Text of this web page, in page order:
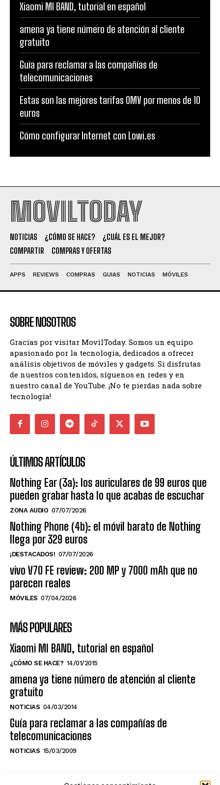
Xiaomi MI BAND, tutorial en español
amena ya tiene número de atención al cliente
gratuito
Guía para reclamar a las compañías de
telecomunicaciones
Estas son las mejores tarifas OMV por menos de 10
euros
Cómo configurar Internet con Lowi.es
MOVILTODAY
NOTICIAS ¿CÓMO SE HACE?
¿CUÁL ES EL MEJOR?
COMPARTIR
COMPRAS Y OFERTAS
APPS REVIEWS COMPRAS GUIAS NOTICIAS MÓVILES
SOBRE NOSOTROS
Gracias por visitar MovilToday. Somos un equipo
apasionado por la tecnología, dedicados a ofrecer
análisis objetivos de móviles y gadgets. Si disfrutas
de nuestros contenidos, síguenos en redes y en
nuestro canal de YouTube. ¡No te pierdas nada sobre
tecnología!
ÚLTIMOS ARTÍCULOS
Nothing Ear (3a): los auriculares de 99 euros que
pueden grabar hasta lo que acabas de escuchar
ZONA AUDIO 07/07/2026
Nothing Phone (4b): el móvil barato de Nothing
llega por 329 euros
¡DESTACADOS! 07/07/2026
vivo V70 FE review: 200 MP y 7000 mAh que no
parecen reales
MÓVILES 07/04/2026
MÁS POPULARES
Xiaomi MI BAND, tutorial en español
¿CÓMO SE HACE? 14/01/2015
amena ya tiene número de atención al cliente
gratuito
NOTICIAS 04/03/2014
Guía para reclamar a las compañías de
telecomunicaciones
NOTICIAS 15/03/2009
NO TE PIERDAS LO ÚLTIMO DEL CANAL